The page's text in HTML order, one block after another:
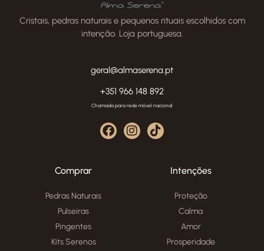
Cristais, pedras naturais e pequenos rituais escolhidos com
intenção. Loja portuguesa.
geral@almaserena.pt
+351 966 148 892
Chamada para rede móvel nacional
Comprar
Pedras Naturais
Pulseiras
Pingentes
Kits Serenos
Intenções
Proteção
Calma
Amor
Prosperidade